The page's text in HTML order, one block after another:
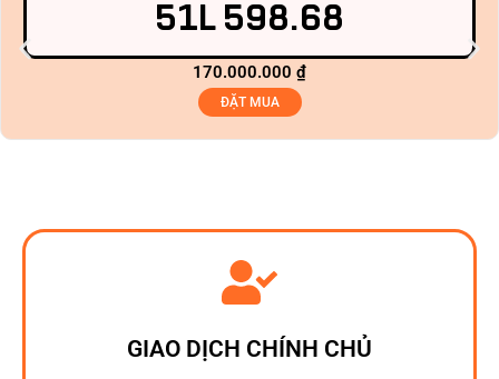
51L 598.68
170.000.000 ₫
ĐẶT MUA
GIAO DỊCH CHÍNH CHỦ